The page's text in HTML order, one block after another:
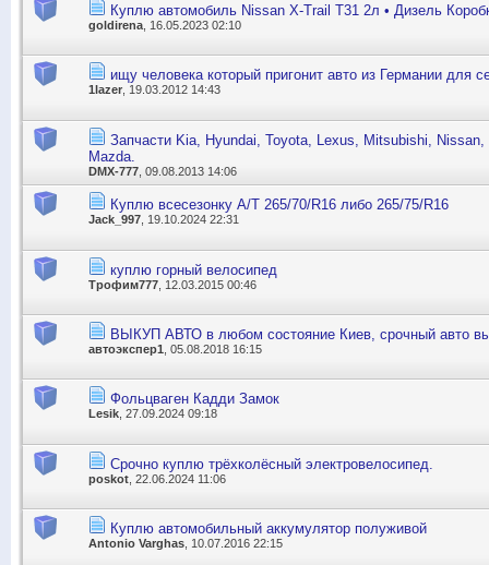
Куплю автомобиль Nissan X-Trail T31 2л • Дизель
goldirena , 16.05.2023 02:10
ищу человека который пригонит авто из Германии для
1lazer , 19.03.2012 14:43
Запчасти Kia, Hyundai, Toyota, Lexus, Mitsubishi,
Mazda.
DMX-777 , 09.08.2013 14:06
Куплю всесезонку A/T 265/70/R16 либо 265/75/R16
Jack_997 , 19.10.2024 22:31
куплю горный велосипед
Трофим777 , 12.03.2015 00:46
ВЫКУП АВТО в любом состояние Киев, срочный авто
автоэкспер1 , 05.08.2018 16:15
Фольцваген Кадди Замок
Lesik, 27.09.2024 09:18
Срочно куплю трёхколёсный электровелосипед.
poskot , 22.06.2024 11:06
Куплю автомобильный аккумулятор полуживой
Antonio Varghas , 10.07.2016 22:15